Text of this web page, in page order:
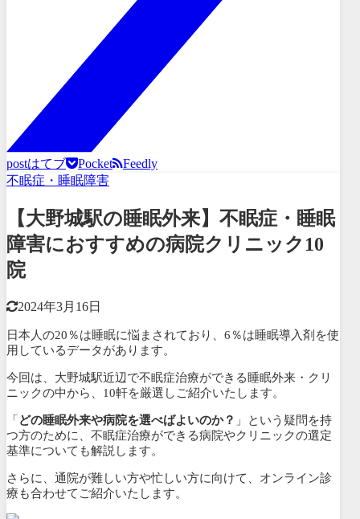
postはてブ Pocket
Feedly
不眠症・睡眠障害
【大野城駅の睡眠外来】不眠症・睡眠
障害におすすめの病院クリニック10
院
2024年3月16日
日本人の20％は睡眠に悩まされており、6％は睡眠導入剤を使
用しているデータがあります。
今回は、大野城駅近辺で不眠症治療ができる睡眠外来・クリ
ニックの中から、 10軒を厳選しご紹介いたします。
「 どの睡眠外来や病院を選べばよいのか？ 」という疑問を持
つ方のために、不眠症治療ができる病院やクリニックの選定
基準についても解説します。
さらに、通院が難しい方や忙しい方に向けて、 オンライン診
療も合わせてご紹介いたします。